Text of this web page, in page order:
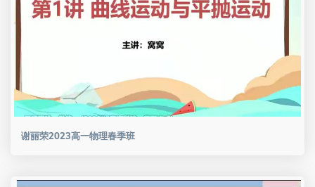
谢丽荣2023高一物理春季班